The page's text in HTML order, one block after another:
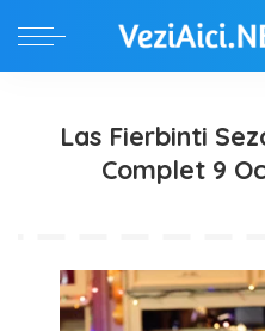
Las Fierbinti
Complet 9